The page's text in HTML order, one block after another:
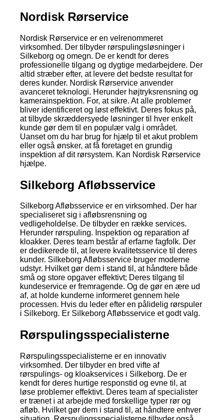
Nordisk Rørservice
Nordisk Rørservice er en velrenommeret
virksomhed. Der tilbyder rørspulingsløsninger i
Silkeborg og omegn. De er kendt for deres
professionelle tilgang og dygtige medarbejdere. Der
altid stræber efter, at levere det bedste resultat for
deres kunder. Nordisk Rørservice anvender
avanceret teknologi. Herunder højtryksrensning og
kamerainspektion. For, at sikre. At alle problemer
bliver identificeret og løst effektivt. Deres fokus på,
at tilbyde skræddersyede løsninger til hver enkelt
kunde gør dem til en populær valg i området.
Uanset om du har brug for hjælp til et akut problem
eller også ønsker, at få foretaget en grundig
inspektion af dit rørsystem. Kan Nordisk Rørservice
hjælpe.
Silkeborg Afløbsservice
Silkeborg Afløbsservice er en virksomhed. Der har
specialiseret sig i afløbsrensning og
vedligeholdelse. De tilbyder en række services.
Herunder rørspuling. Inspektion og reparation af
kloakker. Deres team består af erfarne fagfolk. Der
er dedikerede til, at levere kvalitetsservice til deres
kunder. Silkeborg Afløbsservice bruger moderne
udstyr. Hvilket gør dem i stand til, at håndtere både
små og store opgaver effektivt; Deres tilgang til
kundeservice er fremragende. Og de gør en ære ud
af, at holde kunderne informeret gennem hele
processen. Hvis du leder efter en pålidelig rørspuler
i Silkeborg. Er Silkeborg Afløbsservice et godt valg.
Rørspulingsspecialisterne
Rørspulingsspecialisterne er en innovativ
virksomhed. Der tilbyder en bred vifte af
rørspulings- og kloakservices i Silkeborg. De er
kendt for deres hurtige responstid og evne til, at
løse problemer effektivt. Deres team af specialister
er trænet i at arbejde med forskellige typer rør og
afløb. Hvilket gør dem i stand til, at håndtere enhver